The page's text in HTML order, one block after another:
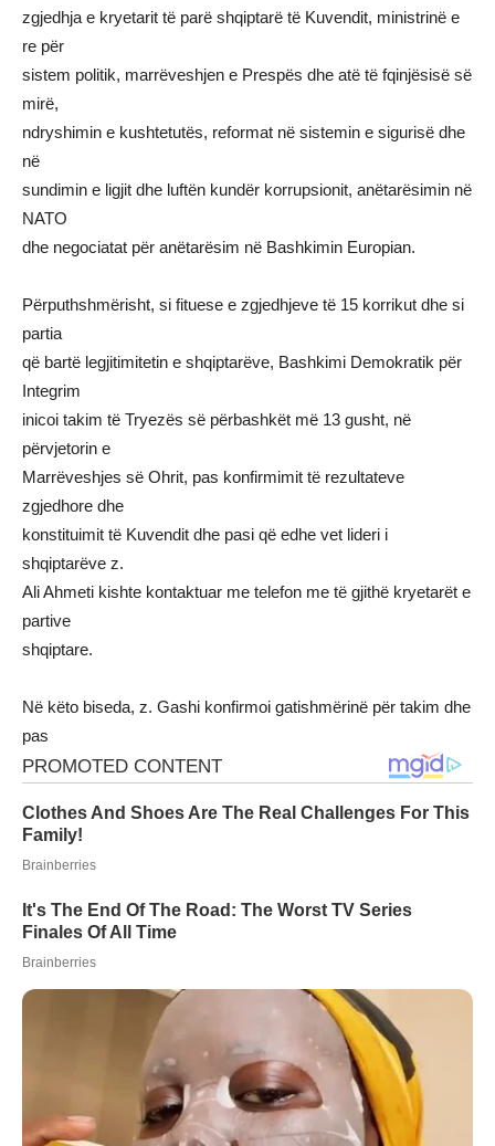
zgjedhja e kryetarit të parë shqiptarë të Kuvendit, ministrinë e
re për
sistem politik, marrëveshjen e Prespës dhe atë të fqinjësisë së
mirë,
ndryshimin e kushtetutës, reformat në sistemin e sigurisë dhe
në
sundimin e ligjit dhe luftën kundër korrupsionit, anëtarësimin në
NATO
dhe negociatat për anëtarësim në Bashkimin Europian.
Përputhshmërisht, si fituese e zgjedhjeve të 15 korrikut dhe si
partia
që bartë legjitimitetin e shqiptarëve, Bashkimi Demokratik për
Integrim
inicoi takim të Tryezës së përbashkët më 13 gusht, në
përvjetorin e
Marrëveshjes së Ohrit, pas konfirmimit të rezultateve
zgjedhore dhe
konstituimit të Kuvendit dhe pasi që edhe vet lideri i
shqiptarëve z.
Ali Ahmeti kishte kontaktuar me telefon me të gjithë kryetarët e
partive
shqiptare.
Në këto biseda, z. Gashi konfirmoi gatishmërinë për takim dhe
pas